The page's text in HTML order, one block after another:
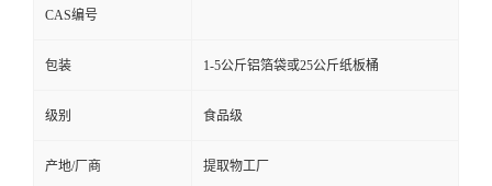
CAS编号
包装 1-5公斤铝箔袋或25公斤纸板桶
级别 食品级
产地/厂商 提取物工厂